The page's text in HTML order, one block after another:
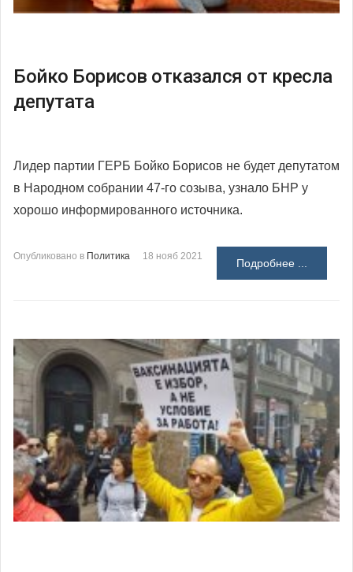
Бойко Борисов отказался от кресла
депутата
Лидер партии ГЕРБ Бойко Борисов не будет депутатом
в Народном собрании 47-го созыва, узнало БНР у
хорошо информированного источника.
Опубликовано в Политика 18 нояб 2021
Подробнее ...